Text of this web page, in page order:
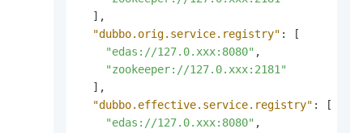
] ,
"dubbo.orig.service.registry" :
[
"edas://127.0.xxx:8080" ,
"zookeeper://127.0.xxx:2181"
] ,
"dubbo.effective.service.registry" :
[
"edas://127.0.xxx:8080" ,